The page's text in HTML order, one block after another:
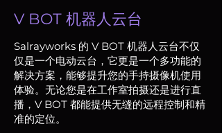
V BOT 机器人云台
Salrayworks 的 V BOT 机器人云台不仅
仅是一个电动云台，它更是一个多功能的
解决方案，能够提升您的手持摄像机使用
体验。无论您是在工作室拍摄还是进行直
播，V BOT 都能提供无缝的远程控制和精
准的定位。